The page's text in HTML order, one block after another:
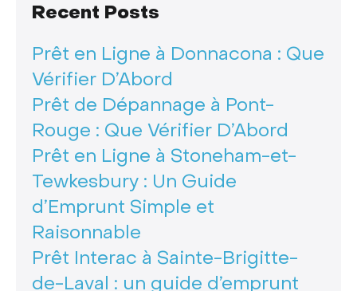
Recent Posts
Prêt en Ligne à Donnacona : Que
Vérifier D’Abord
Prêt de Dépannage à Pont-
Rouge : Que Vérifier D’Abord
Prêt en Ligne à Stoneham-et-
Tewkesbury : Un Guide
d’Emprunt Simple et
Raisonnable
Prêt Interac à Sainte-Brigitte-
de-Laval : un guide d’emprunt